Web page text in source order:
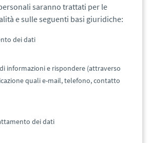
saranno trattati per le
e sulle seguenti basi giuridiche:
dei dati
informazioni e rispondere (attraverso
quali e-mail, telefono, contatto
dei dati